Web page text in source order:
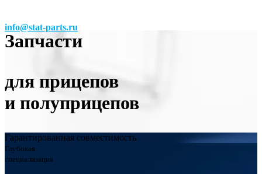
info@stat-parts.ru
Запчасти
для прицепов
и полуприцепов
Гарантированная совместимость
Глубокая
специализация